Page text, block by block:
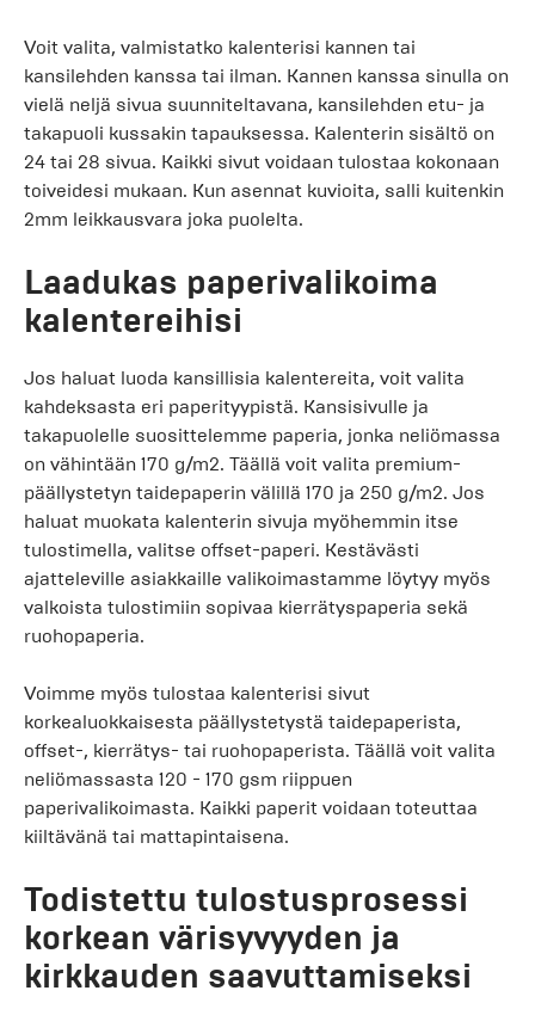
Voit valita, valmistatko kalenterisi kannen tai
kansilehden kanssa tai ilman. Kannen kanssa sinulla on
vielä neljä sivua suunniteltavana, kansilehden etu- ja
takapuoli kussakin tapauksessa. Kalenterin sisältö on
24 tai 28 sivua. Kaikki sivut voidaan tulostaa kokonaan
toiveidesi mukaan. Kun asennat kuvioita, salli kuitenkin
2mm leikkausvara joka puolelta.
Laadukas paperivalikoima
kalentereihisi
Jos haluat luoda kansillisia kalentereita, voit valita
kahdeksasta eri paperityypistä. Kansisivulle ja
takapuolelle suosittelemme paperia, jonka neliömassa
on vähintään 170 g/m2. Täällä voit valita premium-
päällystetyn taidepaperin välillä 170 ja 250 g/m2. Jos
haluat muokata kalenterin sivuja myöhemmin itse
tulostimella, valitse offset-paperi. Kestävästi
ajatteleville asiakkaille valikoimastamme löytyy myös
valkoista tulostimiin sopivaa kierrätyspaperia sekä
ruohopaperia.
Voimme myös tulostaa kalenterisi sivut
korkealuokkaisesta päällystetystä taidepaperista,
offset-, kierrätys- tai ruohopaperista. Täällä voit valita
neliömassasta 120 - 170 gsm riippuen
paperivalikoimasta. Kaikki paperit voidaan toteuttaa
kiiltävänä tai mattapintaisena.
Todistettu tulostusprosessi
korkean värisyvyyden ja
kirkkauden saavuttamiseksi